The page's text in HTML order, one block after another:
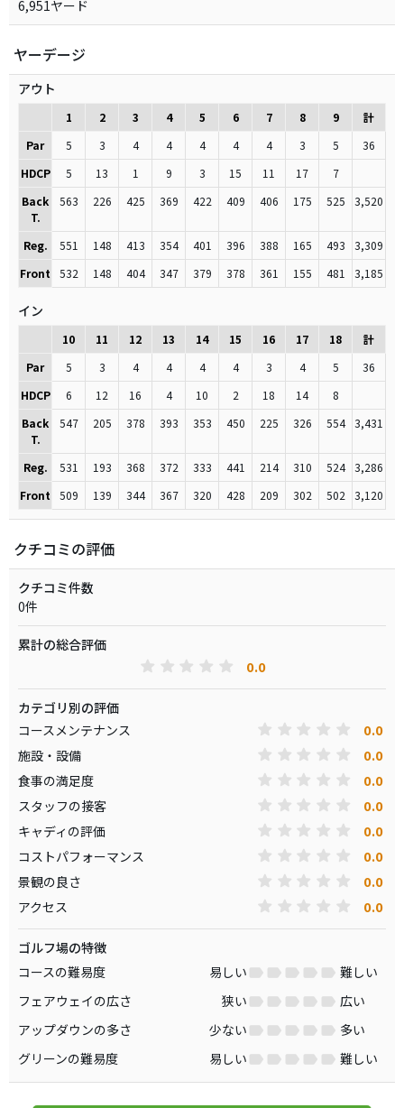
6,951ヤード
ヤーデージ
アウト
1 2 3 4 5 6 7 8 9
計
Par
5 3 4 4 4 4 4 3 5
36
HDCP
5 13 1 9 3 15 11 17
7
Back
T.
563 226 425 369 422 409 406 175 525 3,520
Reg. 551 148 413 354 401 396 388 165 493
3,309
Front
532 148 404 347 379 378 361 155 481 3,185
イン
10 11 12 13 14 15 16 17 18
計
Par
5 3 4 4 4 4 3 4 5
36
HDCP
6 12 16 4 10 2 18 14
8
Back
T.
547 205 378 393 353 450 225 326 554 3,431
Reg. 531 193 368 372 333 441 214 310 524
3,286
Front
509 139 344 367 320 428 209 302 502 3,120
クチコミの評価
クチコミ件数
0件
累計の総合評価
0.0
カテゴリ別の評価
コースメンテナンス
0.0
施設・設備 0.0
食事の満足度 0.0
スタッフの接客 0.0
キャディの評価 0.0
コストパフォーマンス 0.0
景観の良さ 0.0
アクセス 0.0
ゴルフ場の特徴
コースの難易度
易しい
難しい
フェアウェイの広さ
狭い
広い
アップダウンの多さ
少ない
多い
グリーンの難易度
易しい 難しい